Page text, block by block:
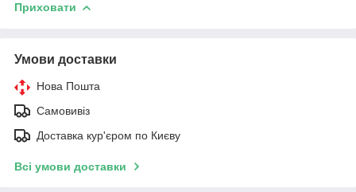
Приховати
Умови доставки
Нова Пошта
Самовивіз
Доставка кур'єром по Києву
Всі умови доставки